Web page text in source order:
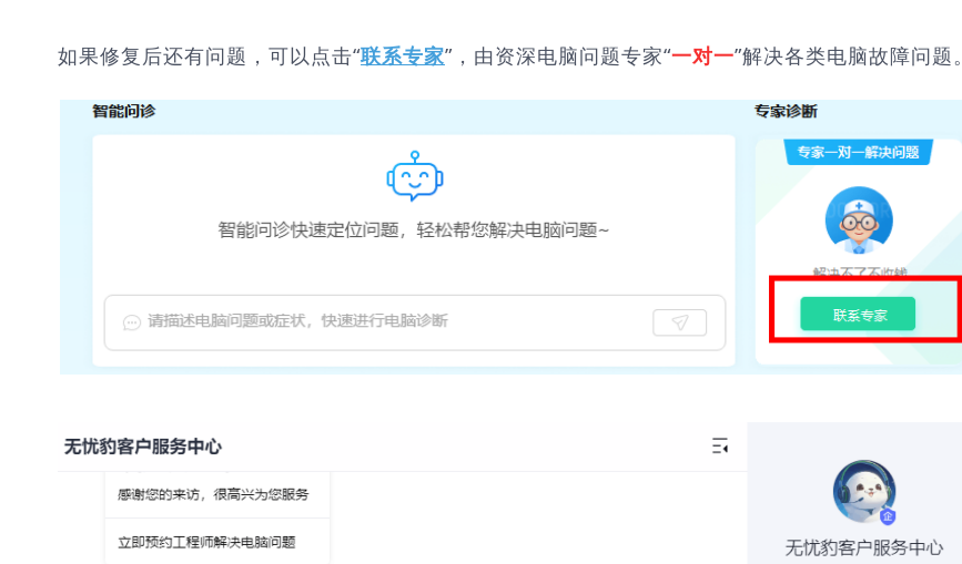
如果修复后还有问题，可以点击“联系专家”，由资深电脑问题专家“一对一”解决各类电脑故障问题。